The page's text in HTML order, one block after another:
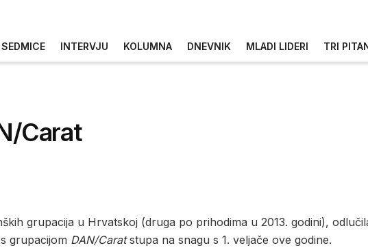
INTERVJU KOLUMNA DNEVNIK MLADI LIDERI TRI
Carat
grupacija u Hrvatskoj (druga po prihodima u 2013. godini),
grupacijom DAN/Caratstupa na snagu s 1. veljače ove godine.